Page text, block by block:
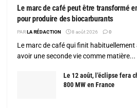
Le marc de café peut être transformé
pour produire des biocarburants
PARLA RÉDACTION 8 août 2026 0
Le marc de café qui finit habituellement
avoir une seconde vie comme matière...
Le 12 août, l’éclipse fera
800 MW en France